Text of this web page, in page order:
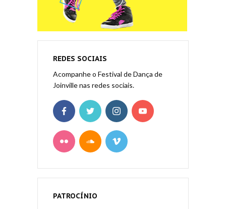
REDES SOCIAIS
Acompanhe o Festival de Dança de
Joinville nas redes sociais.
PATROCÍNIO